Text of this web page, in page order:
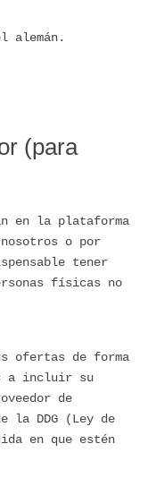
alemán.
(para
en la plataforma
o por
tener
físicas no
ofertas de forma
a incluir su
de
la DDG (Ley de
en que estén